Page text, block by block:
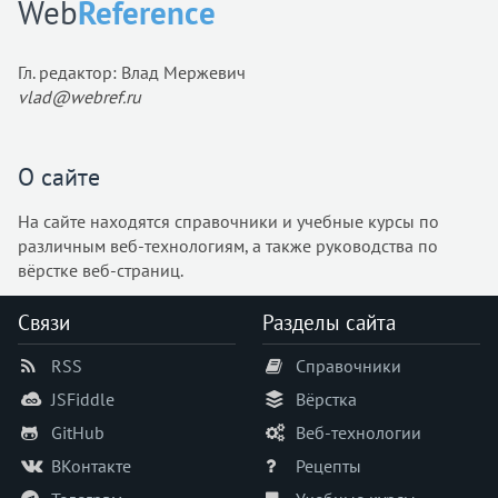
WebReference
Гл. редактор: Влад Мержевич
vlad@webref.ru
О сайте
На сайте находятся справочники и учебные курсы по
различным веб-технологиям, а также руководства по
вёрстке веб-страниц.
Связи
RSS
JSFiddle
GitHub
ВКонтакте
Разделы сайта
Справочники
Вёрстка
Веб-технологии
Рецепты